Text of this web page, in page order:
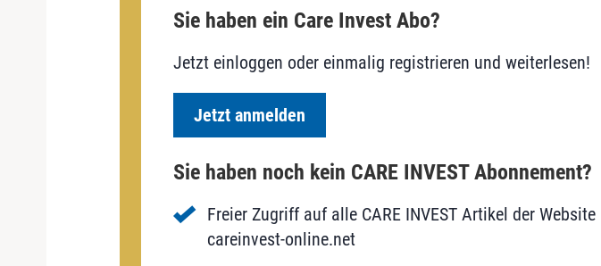
Sie haben ein Care Invest Abo?
Jetzt einloggen oder einmalig registrieren und weiterlesen!
Jetzt anmelden
Sie haben noch kein CARE INVEST Abonnement?
Freier Zugriff auf alle CARE INVEST Artikel der Website
careinvest-online.net